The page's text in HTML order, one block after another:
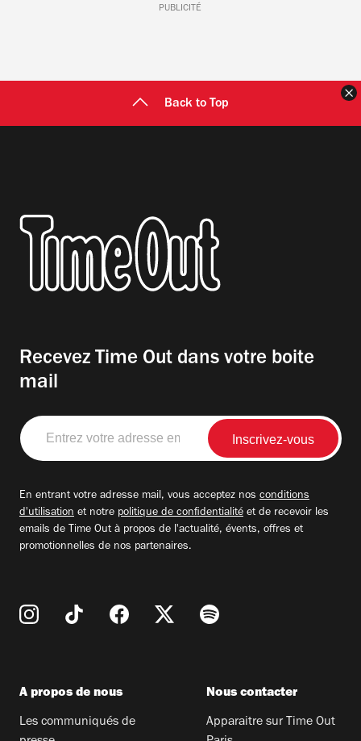
PUBLICITÉ
Back to Top
Recevez Time Out dans votre boite
mail
Entrez
votre
adresse
En entrant votre adresse mail, vous acceptez nos conditions
d'utilisation et notre politique de confidentialité et de recevoir les
emails de Time Out à propos de l'actualité, évents, offres et
promotionnelles de nos partenaires.
A propos de nous
Les communiqués de
Nous contacter
Apparaitre sur Time Out